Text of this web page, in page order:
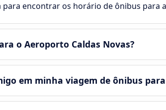
para encontrar os horário de ônibus para
o Aeroporto Caldas Novas?
em minha viagem de ônibus